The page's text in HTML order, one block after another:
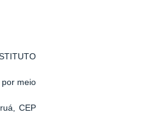
por meio
CEP